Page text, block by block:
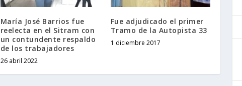
María José Barrios fue
reelecta en el Sitram con
un contundente respaldo
de los trabajadores
26 abril 2022
Fue adjudicado el primer
Tramo de la Autopista 33
1 diciembre 2017